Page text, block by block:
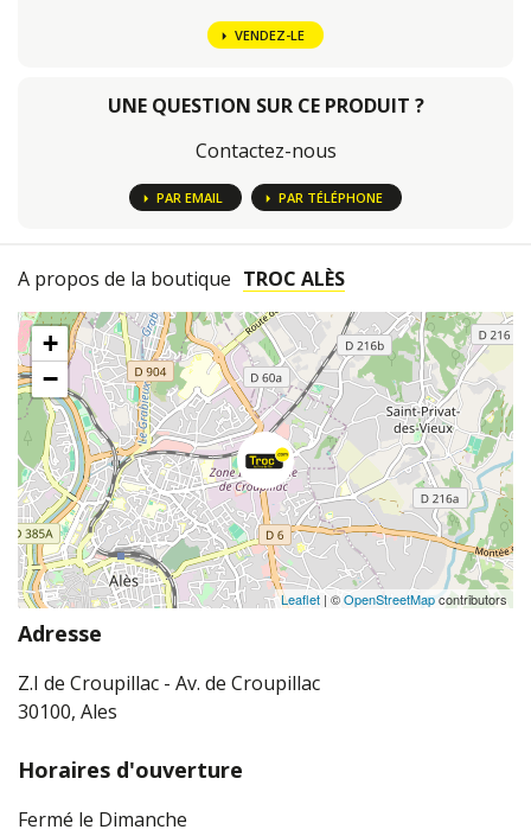
VENDEZ-LE
UNE QUESTION SUR CE PRODUIT ?
Contactez-nous
PAR EMAIL PAR TÉLÉPHONE
A propos de la boutique TROC ALÈS
+
−
Leaflet | ©OpenStreetMapcontributors
Adresse
Z.I de Croupillac - Av. de Croupillac
30100, Ales
Horaires d'ouverture
Fermé le Dimanche